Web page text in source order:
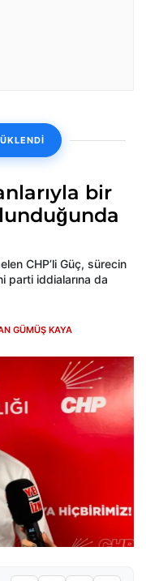
bir
CHP’li Güç, sürecin
parti iddialarına da
GÜMÜŞ KAYA